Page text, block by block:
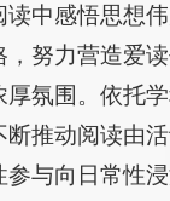
中感悟思想
，努力营造爱
厚氛围。依托
断推动阅读由
与向日常性